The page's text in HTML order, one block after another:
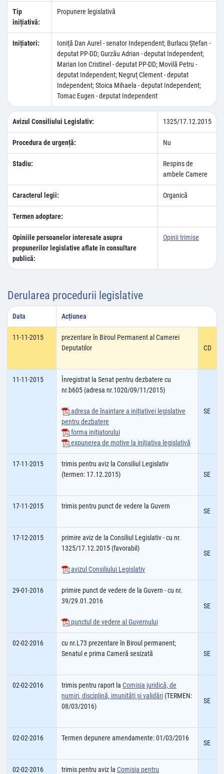
Tip
inițiativă:
Propunere legislativă
Inițiatori:
Ioniţă Dan Aurel - senator Independent; Burlacu Ştefan -
deputat PP-DD; Gurzău Adrian - deputat Independent;
Marian Ion Cristinel - deputat PP-DD; Movilă Petru -
deputat Independent; Negruţ Clement - deputat
Independent; Stoica Mihaela - deputat Independent;
Tomac Eugen - deputat Independent
Avizul Consiliului Legislativ: 1325/17.12.2015
Procedura de urgență: Nu
Stadiu:
Respins de
ambele Camere
Caracterul legii: Organică
Termen adoptare:
Opiniile persoanelor interesate asupra
propunerilor legislative aflate în consultare
publică:
Opinii trimise
Derularea procedurii legislative
Data Acțiunea
11-11-2015
prezentare în Biroul Permanent al Camerei
Deputatilor
CD
11-11-2015
Înregistrat la Senat pentru dezbatere cu
nr.b605 (adresa nr.1020/09/11/2015)
adresa de înaintare a iniţiativei legislative
pentru dezbatere
forma iniţiatorului
expunerea de motive la iniţiativa legislativă
SE
17-11-2015
trimis pentru aviz la Consiliul Legislativ
(termen: 17.12.2015)
SE
17-11-2015 trimis pentru punct de vedere la Guvern
SE
17-12-2015
primire aviz de la Consiliul Legislativ - cu nr.
1325/17.12.2015 (favorabil)
avizul Consiliului Legislativ
SE
29-01-2016
primire punct de vedere de la Guvern - cu nr.
39/29.01.2016
punctul de vedere al Guvernului
SE
02-02-2016
cu nr.L73 prezentare în Biroul permanent;
Senatul e prima Cameră sesizată
SE
02-02-2016 trimis pentru raport la Comisia juridică, de
numiri, disciplină, imunităţi şi validări (TERMEN:
08/03/2016)
SE
02-02-2016 Termen depunere amendamente: 01/03/2016
SE
02-02-2016 trimis pentru aviz la Comisia pentru